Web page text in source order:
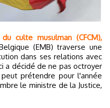
culte musulman (CFCM),
(EMB) traverse une
dans ses relations avec
a décidé de ne pas octroyer
peut prétendre pour l'année
le ministre de la Justice,